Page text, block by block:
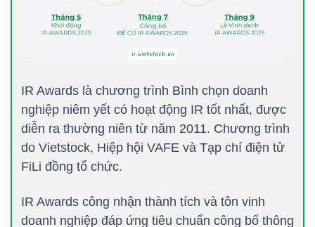
IR Awards là chương trình Bình chọn doanh
nghiệp niêm yết có hoạt động IR tốt nhất, được
diễn ra thường niên từ năm 2011. Chương trình
do Vietstock, Hiệp hội VAFE và Tạp chí điện tử
FiLi đồng tổ chức.
IR Awards công nhận thành tích và tôn vinh
doanh nghiệp đáp ứng tiêu chuẩn công bố thông
DỮ
LIỆU
Ngành
VS-